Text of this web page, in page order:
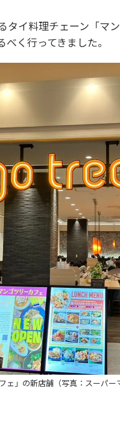
タイ料理チェーン「マ
く行ってきました。
ェ」の新店舗（写真：スーパー